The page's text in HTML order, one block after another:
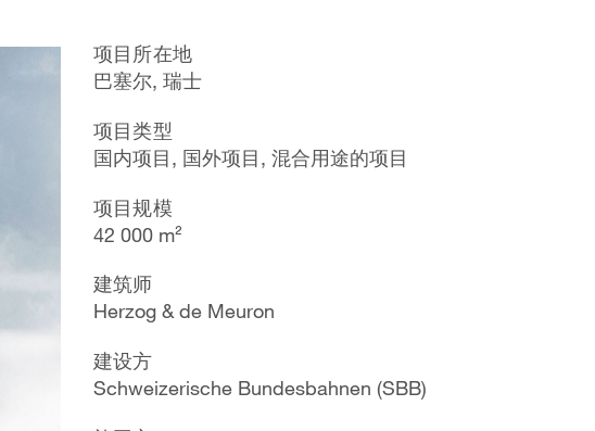
项目所在地
巴塞尔, 瑞士
项目类型
国内项目, 国外项目, 混合用途的项目
项目规模
42 000 m²
建筑师
Herzog & de Meuron
建设方
Schweizerische Bundesbahnen (SBB)